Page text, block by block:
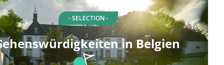
- SELECTION -
in Belgien